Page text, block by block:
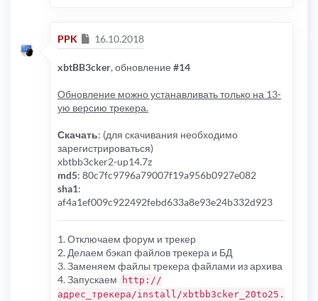
PPK Сообщение
16.10.2018
xbtBB3cker, обновление #14
Обновление можно устанавливать только на 13-
ую версию трекера.
Скачать: (для скачивания необходимо
зарегистрироваться)
xbtbb3cker2-up14.7z
md5: 80c7fc9796a79007f19a956b0927e082
sha1:
af4a1ef009c922492febd633a8e93e24b332d923
1. Отключаем форум и трекер
2. Делаем бэкап файлов трекера и БД
3. Заменяем файлы трекера файлами из архива
4. Запускаем
http://
адрес_трекера/install/xbtbb3cker_20to25.